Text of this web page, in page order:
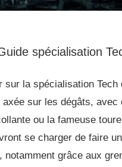
spécialisation
la spécialisation Tech
sur les dégâts, avec
ou la fameuse
se charger de faire
grâce aux